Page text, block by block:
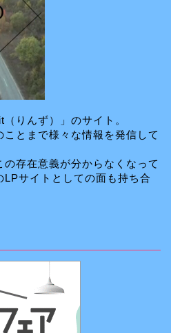
りんず）」のサイト。
とまで様々な情報を発信して
存在意義が分からなくなって
LPサイトとしての面も持ち合